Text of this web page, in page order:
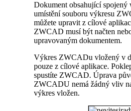
Dokument obsahující
umístění souboru výkresu
můžete upravit z cílové
ZWCAD musí být načten
upravovaným dokumentem.
Výkres ZWCADu vložený v
pouze z cílové aplikace.
spustíte ZWCAD. Úprava
ZWCADU nemá žádný vliv
výkres vložen.